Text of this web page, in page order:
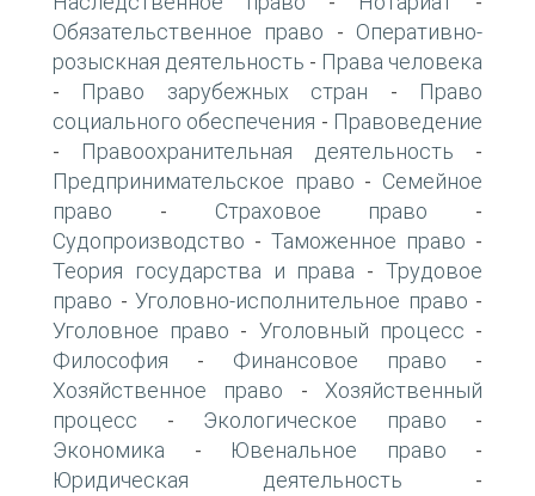
Обязательственное право - Оперативно-
розыскная деятельность - Права человека
- Право зарубежных стран -
Право
социального обеспечения - Правоведение
- Правоохранительная деятельность -
Предпринимательское право - Семейное
право - Страховое право -
Судопроизводство - Таможенное право -
Теория государства и права -Трудовое
право - Уголовно-исполнительное право -
Уголовное право - Уголовный процесс -
Философия - Финансовое право -
Хозяйственное право - Хозяйственный
процесс - Экологическое право -
Экономика - Ювенальное право -
Юридическая деятельность -